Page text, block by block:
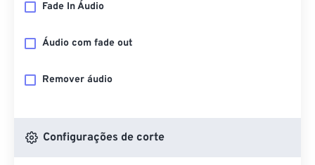
Fade In Áudio
Áudio com fade out
Remover áudio
Configurações de corte